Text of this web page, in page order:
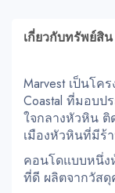
เกี่ยวกับทรัพย์สิน
Marvest เป็นโค
Coastal ที่มอบ
ใจกลางหัวหิน
เมืองหัวหินที่มีร้
คอนโดแบบหนึ่ง
ที่ดี ผลิตจากวัส